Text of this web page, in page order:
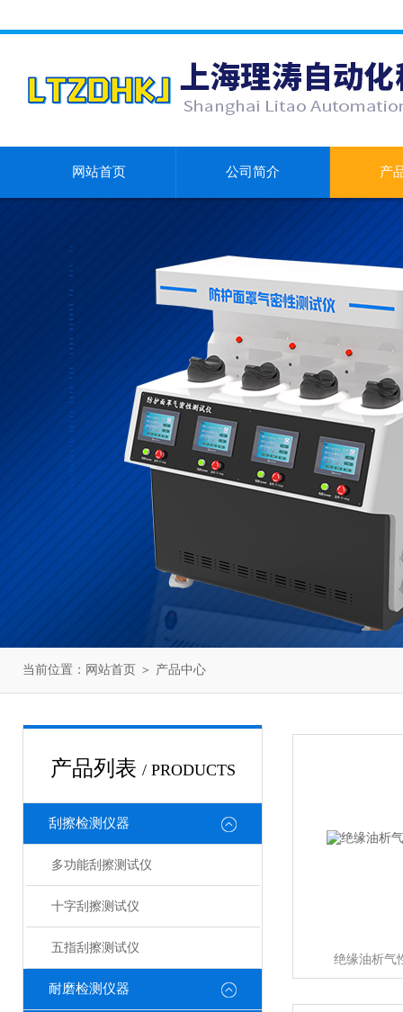
网站首页 公司简介 产
当前位置： 网站首页 ＞ 产品中心
产品列表 / PRODUCTS
刮擦检测仪器
多功能刮擦测试仪
十字刮擦测试仪
五指刮擦测试仪
耐磨检测仪器
绝缘油析气